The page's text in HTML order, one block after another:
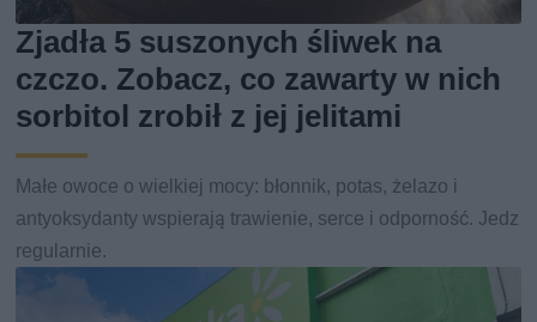
Zjadła 5 suszonych śliwek na
czczo. Zobacz, co zawarty w nich
sorbitol zrobił z jej jelitami
Małe owoce o wielkiej mocy: błonnik, potas, żelazo i
antyoksydanty wspierają trawienie, serce i odporność. Jedz
regularnie.